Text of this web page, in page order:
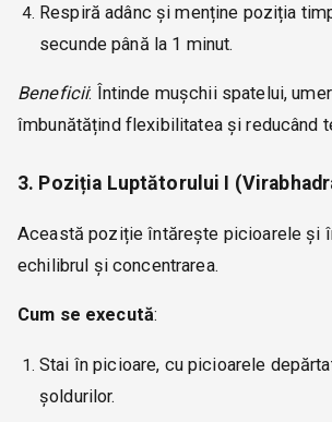
Respiră adânc și menține poziția
secunde până la 1 minut.
Beneficii: Întinde mușchii spatelui,
îmbunătățind flexibilitatea și reducând
3. Poziția Luptătorului I
Această poziție întărește picioarele și
echilibrul și concentrarea.
Cum se execută:
Stai în picioare, cu picioarele
șoldurilor.